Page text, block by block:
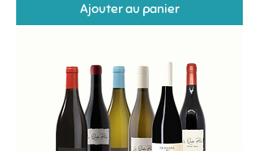
Ajouter au panier